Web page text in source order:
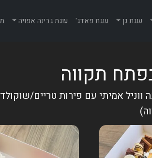
עוגת גן עוגת פאדג' עוגת גבינה אפויה
אמיתי עם פירות טריים/שוקולד